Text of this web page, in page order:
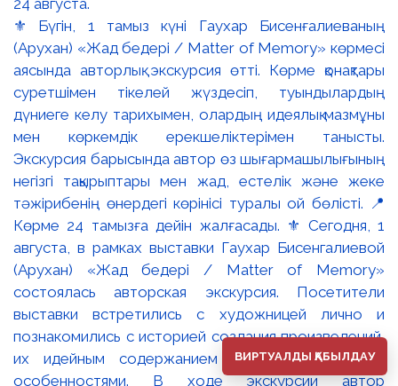
⚜️ Бүгін, 1 тамыз күні Гаухар Бисенғалиеваның
(Арухан) «Жад бедері / Matter of Memory» көрмесі
аясында авторлық экскурсия өтті. Көрме қонақтары
суретшімен тікелей жүздесіп, туындылардың
дүниеге келу тарихымен, олардың идеялық мазмұны
мен көркемдік ерекшеліктерімен танысты.
Экскурсия барысында автор өз шығармашылығының
негізгі тақырыптары мен жад, естелік және жеке
тәжірибенің өнердегі көрінісі туралы ой бөлісті. 📍
Көрме 24 тамызға дейін жалғасады. ⚜️ Сегодня, 1
августа, в рамках выставки Гаухар Бисенгалиевой
(Арухан) «Жад бедері / Matter of Memory»
состоялась авторская экскурсия. Посетители
выставки встретились с художницей лично и
познакомились с историей создания произведений,
их идейным содержанием и художественными
особенностями. В ходе экскурсии автор
ВИРТУАЛДЫ ҚАБЫЛДАУ